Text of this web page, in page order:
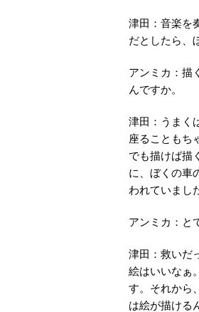
津田：音楽を
だとしたら、
アンミカ：描
んですか。
津田：うまく
座ることもち
でも描けば描
に、ぼくの車
われていまし
アンミカ：と
津田：救いだ
絵はいいなぁ
す。それから
は絵が描ける